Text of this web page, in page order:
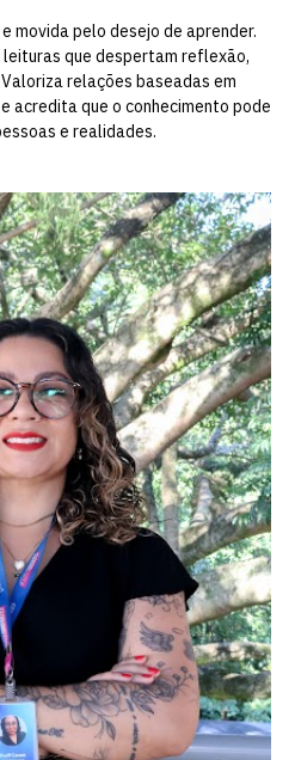
movida pelo desejo de aprender.
que despertam reflexão,
relações baseadas em
acredita que o conhecimento pode
e realidades.